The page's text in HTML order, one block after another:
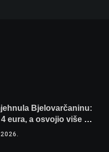
Bjelovarčaninu:
eura, a osvojio više od